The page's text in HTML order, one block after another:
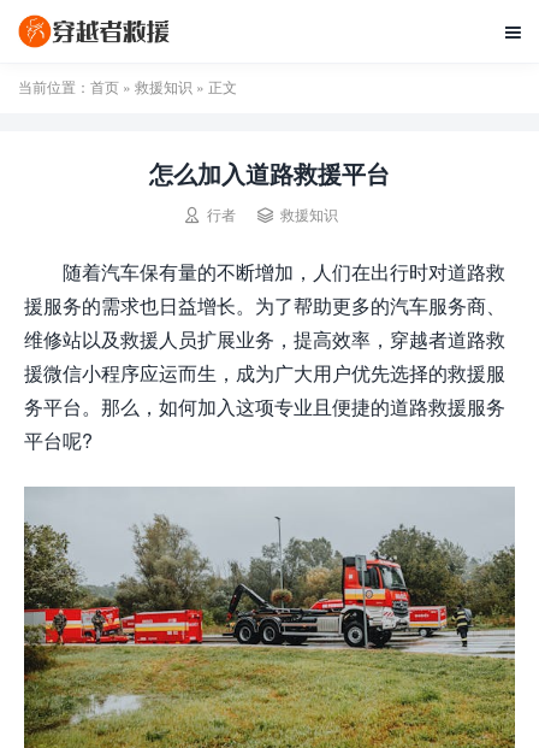

当前位置： 首页 » 救援知识 » 正文
怎么加入道路救援平台
 行者  救援知识
随着汽车保有量的不断增加，人们在出行时对道路救
援服务的需求也日益增长。为了帮助更多的汽车服务商、
维修站以及救援人员扩展业务，提高效率，穿越者道路救
援微信小程序应运而生，成为广大用户优先选择的救援服
务平台。那么，如何加入这项专业且便捷的道路救援服务
平台呢?